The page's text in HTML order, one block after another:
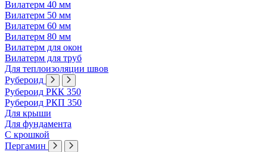
Вилатерм 40 мм
Вилатерм 50 мм
Вилатерм 60 мм
Вилатерм 80 мм
Вилатерм для окон
Вилатерм для труб
Для теплоизоляции швов
Рубероид
Рубероид РКК 350
Рубероид РКП 350
Для крыши
Для фундамента
С крошкой
Пергамин